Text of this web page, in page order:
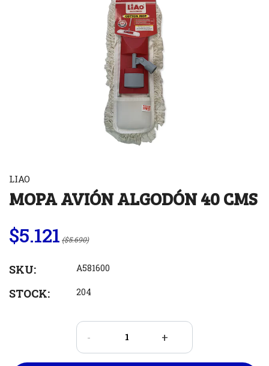
LIAO
MOPA AVIÓN ALGODÓN 40 CMS
$5.121 ($5.690)
SKU: A581600
STOCK: 204
- +